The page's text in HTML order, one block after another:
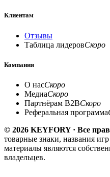
Клиентам
Отзывы
Таблица лидеровСкоро
Компания
О насСкоро
МедиаСкоро
Партнёрам B2BСкоро
Реферальная программа
© 2026 KEYFORY · Все
товарные знаки, названия
материалы являются
владельцев.